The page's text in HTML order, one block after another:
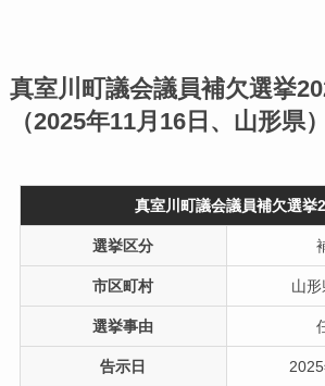
真室川町議会議員補欠選挙
（2025年11月16日、山形県）
真室川町議会議員補欠選挙
選挙区分
市区町村 山
選挙事由
告示日